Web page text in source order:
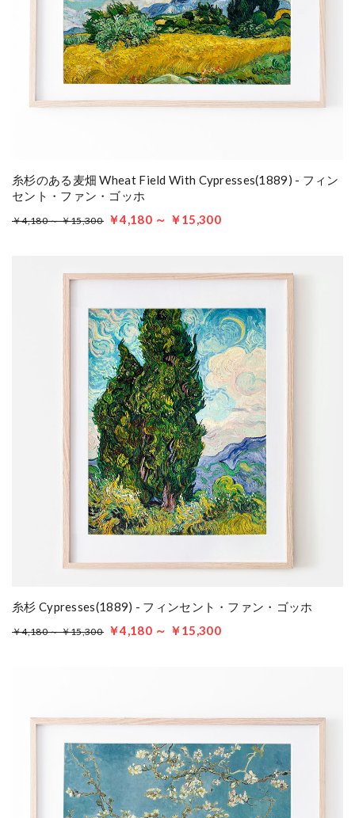
糸杉のある麦畑 Wheat Field With Cypresses(1889) - フィン
セント・ファン・ゴッホ
￥4,180 ～ ￥15,300 ￥4,180 ～ ￥15,300
糸杉 Cypresses(1889) - フィンセント・ファン・ゴッホ
￥4,180 ～ ￥15,300 ￥4,180 ～ ￥15,300